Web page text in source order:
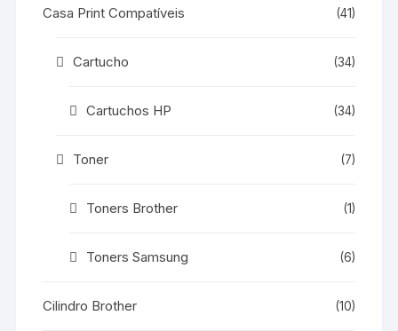
Casa Print Compatíveis (41)
Cartucho (34)
Cartuchos HP (34)
Toner (7)
Toners Brother (1)
Toners Samsung (6)
Cilindro Brother (10)